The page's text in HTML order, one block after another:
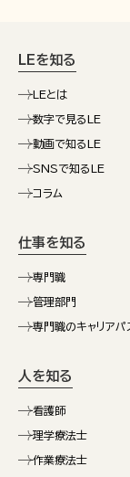
LEを知る
LEとは
数字で見るLE
動画で知るLE
SNSで知るLE
コラム
仕事を知る
専門職
管理部門
専門職のキャリアパ
人を知る
看護師
理学療法士
作業療法士